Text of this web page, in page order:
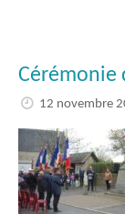
Cérémonie
12 novembre